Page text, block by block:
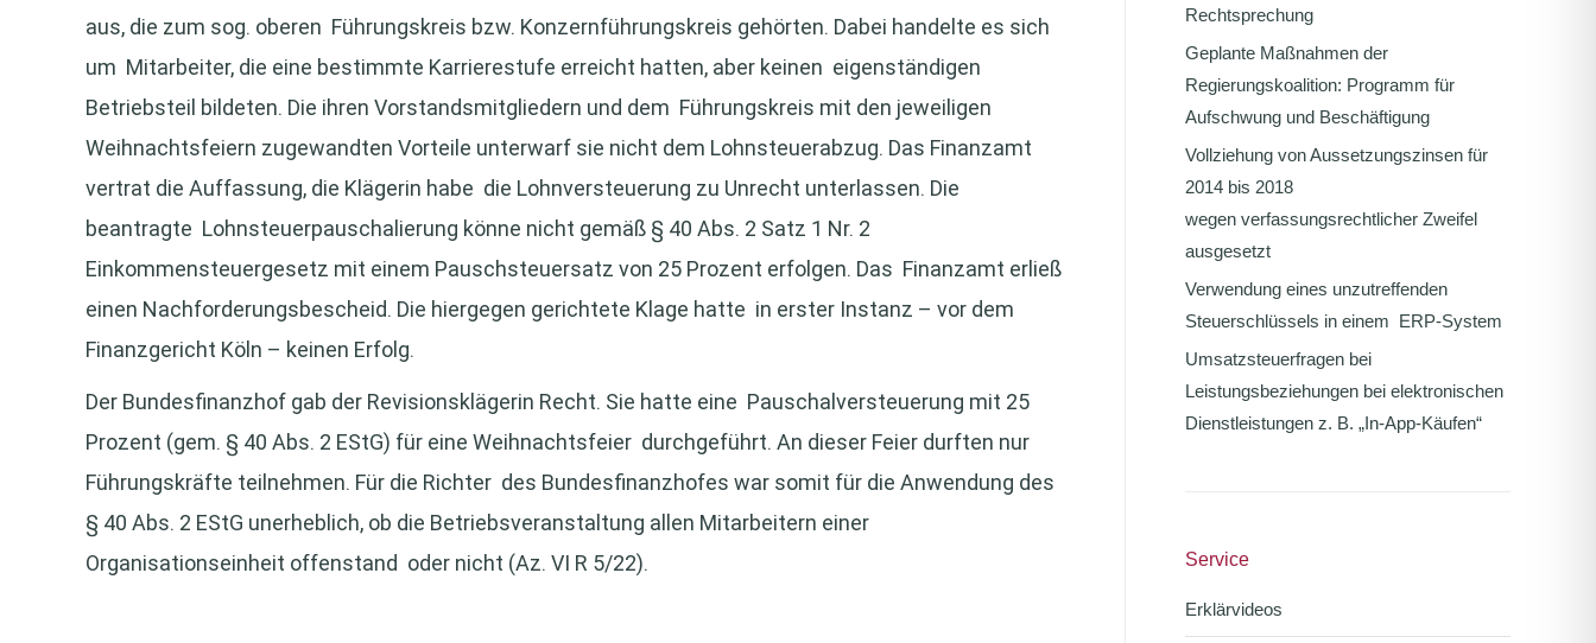
aus, die zum sog. oberen Führungskreis bzw. Konzernführungskreis gehörten. Dabei handelte es sich
um Mitarbeiter, die eine bestimmte Karrierestufe erreicht hatten, aber keinen eigenständigen
Betriebsteil bildeten. Die ihren Vorstandsmitgliedern und dem Führungskreis mit den jeweiligen
Weihnachtsfeiern zugewandten Vorteile unterwarf sie nicht dem Lohnsteuerabzug. Das Finanzamt
vertrat die Auffassung, die Klägerin habe die Lohnversteuerung zu Unrecht unterlassen. Die
beantragte Lohnsteuerpauschalierung könne nicht gemäß § 40 Abs. 2 Satz 1 Nr. 2
Einkommensteuergesetz mit einem Pauschsteuersatz von 25 Prozent erfolgen. Das Finanzamt erließ
einen Nachforderungsbescheid. Die hiergegen gerichtete Klage hatte in erster Instanz – vor dem
Finanzgericht Köln – keinen Erfolg.
Der Bundesfinanzhof gab der Revisionsklägerin Recht. Sie hatte eine Pauschalversteuerung mit 25
Prozent (gem. § 40 Abs. 2 EStG) für eine Weihnachtsfeier durchgeführt. An dieser Feier durften nur
Führungskräfte teilnehmen. Für die Richter des Bundesfinanzhofes war somit für die Anwendung des
§ 40 Abs. 2 EStG unerheblich, ob die Betriebsveranstaltung allen Mitarbeitern einer
Organisationseinheit offenstand oder nicht (Az. VI R 5/22).
Rechtsprechung
Geplante Maßnahmen der
Regierungskoalition: Programm für
Aufschwung und Beschäftigung
Vollziehung von Aussetzungszinsen für
2014 bis 2018
wegen verfassungsrechtlicher Zweifel
ausgesetzt
Verwendung eines unzutreffenden
Steuerschlüssels in einem ERP-System
Umsatzsteuerfragen bei
Leistungsbeziehungen bei elektronischen
Dienstleistungen z. B. „In-App-Käufen“
Service
Erklärvideos